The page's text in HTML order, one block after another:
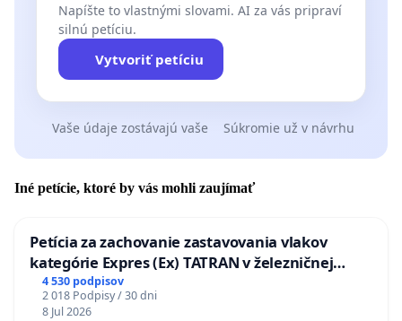
Napíšte to vlastnými slovami. AI za vás pripraví
silnú petíciu.
Vytvoriť petíciu
Vaše údaje zostávajú vaše Súkromie už v návrhu
Iné petície, ktoré by vás mohli zaujímať
Petícia za zachovanie zastavovania vlakov
kategórie Expres (Ex) TATRAN v železničnej
stanici Púchov
4 530 podpisov
2 018 Podpisy / 30 dni
8 Jul 2026